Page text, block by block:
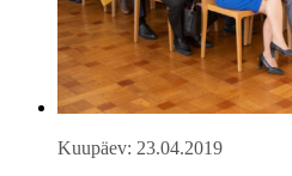
Kuupäev: 23.04.2019